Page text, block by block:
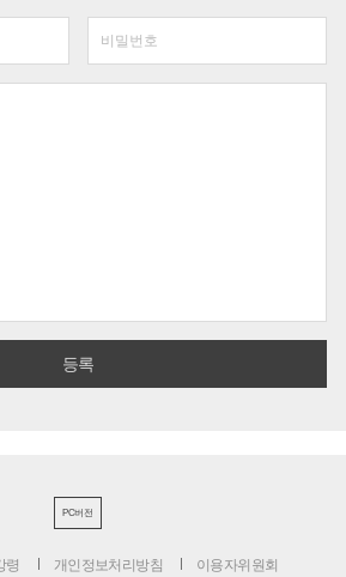
PC버전
령 개인정보처리방침 이용자위원회